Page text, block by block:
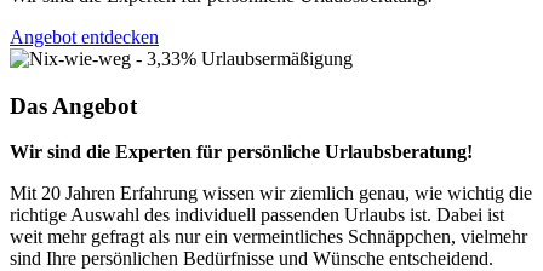
Angebot entdecken
Das Angebot
Wir sind die Experten für persönliche Urlaubsberatung!
Mit 20 Jahren Erfahrung wissen wir ziemlich genau, wie wichtig die
richtige Auswahl des individuell passenden Urlaubs ist. Dabei ist
weit mehr gefragt als nur ein vermeintliches Schnäppchen, vielmehr
sind Ihre persönlichen Bedürfnisse und Wünsche entscheidend.